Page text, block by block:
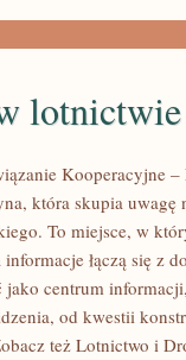
lotnictwie
Kooperacyjne
która skupia
To miejsce, w
łączą się z
jako centrum
od kwestii
też Lotnictwo i